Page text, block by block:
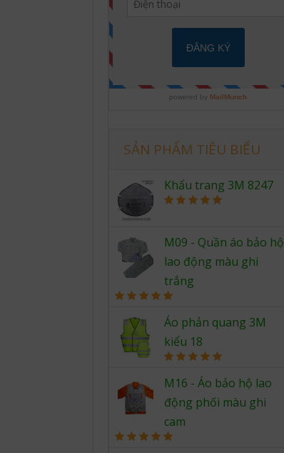
SẢN PHẨM TIÊU BIỂU
Khẩu trang 3M 8247
M09 - Quần áo bảo hộ
lao động màu ghi
trắng
out of 5
Áo phản quang 3M
kiểu 18
out of 5
M16 - Áo bảo hộ lao
động phối màu ghi
cam